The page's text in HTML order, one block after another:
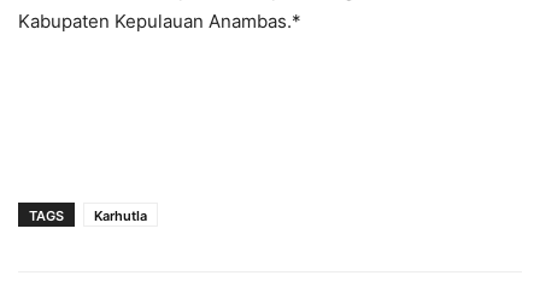
Kabupaten Kepulauan Anambas.*
TAGS Karhutla